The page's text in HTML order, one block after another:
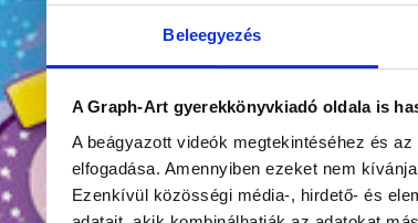
Beleegyezés
A Graph-Art gyerekkönyvkiadó oldala is
A beágyazott videók megtekintéséhez és
elfogadása. Amennyiben ezeket nem
Ezenkívül közösségi média-, hirdető- és